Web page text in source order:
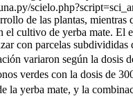
de las plantas, mientras
cultivo de yerba mate. El
con parcelas subdivididas
variaron según la dosis
verdes con la dosis de
la yerba mate, y la